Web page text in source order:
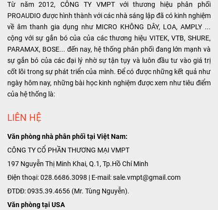
Từ năm 2012, CÔNG TY VMPT với thương hiệu phân phối
PROAUDIO được hình thành với các nhà sáng lập đã có kinh nghiệm
về âm thanh gia dụng như MICRO KHÔNG DÂY, LOA, AMPLY ...
cộng với sự gắn bó của của các thương hiệu VITEK, VTB, SHURE,
PARAMAX, BOSE... đến nay, hệ thống phân phối đang lớn mạnh và
sự gắn bó của các đại lý nhờ sự tận tụy và luôn đầu tư vào giá trị
cốt lõi trong sự phát triển của mình. Để có được những kết quả như
ngày hôm nay, những bài học kinh nghiệm được xem như tiêu điểm
của hệ thống là:
LIÊN HỆ
Văn phòng nhà phân phối tại Việt Nam:
CÔNG TY CỔ PHẦN THƯƠNG MẠI VMPT
197 Nguyễn Thị Minh Khai, Q.1, Tp.Hồ Chí Minh
Điện thoại: 028.6686.3098 | E-mail: sale.vmpt@gmail.com
ĐTDĐ: 0935.39.4656 (Mr. Tùng Nguyễn).
Văn phòng tại USA